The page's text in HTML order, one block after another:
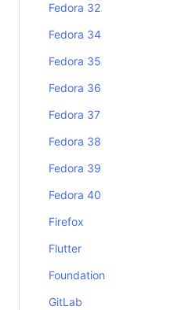
Fedora 32
Fedora 34
Fedora 35
Fedora 36
Fedora 37
Fedora 38
Fedora 39
Fedora 40
Firefox
Flutter
Foundation
GitLab